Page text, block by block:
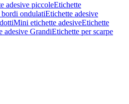
adesive piccoleEtichette
bordi ondulatiEtichette adesive
Mini etichette adesiveEtichette
adesive GrandiEtichette per scarpe